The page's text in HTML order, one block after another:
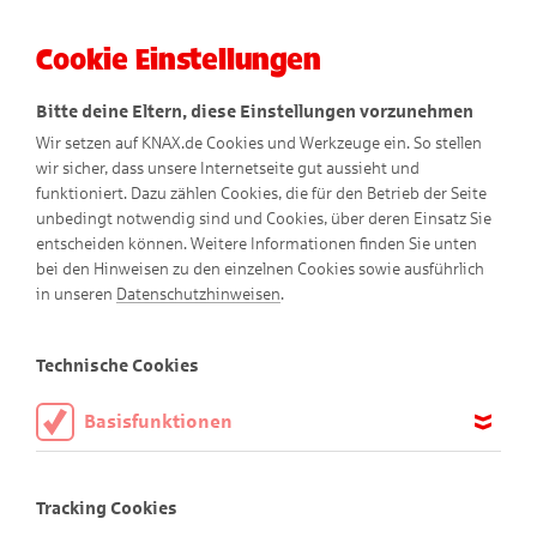
Ringos Papageienkuchen
Cookie Einstellungen
Bitte deine Eltern, diese Einstellungen vorzunehmen
Wir setzen auf KNAX.de Cookies und Werkzeuge ein. So stellen
wir sicher, dass unsere Internetseite gut aussieht und
funktioniert. Dazu zählen Cookies, die für den Betrieb der Seite
unbedingt notwendig sind und Cookies, über deren Einsatz Sie
entscheiden können. Weitere Informationen finden Sie unten
bei den Hinweisen zu den einzelnen Cookies sowie ausführlich
in unseren Datenschutzhinweisen.
Technische Cookies
Basisfunktionen
aktiviert sein.
Tracking Cookies